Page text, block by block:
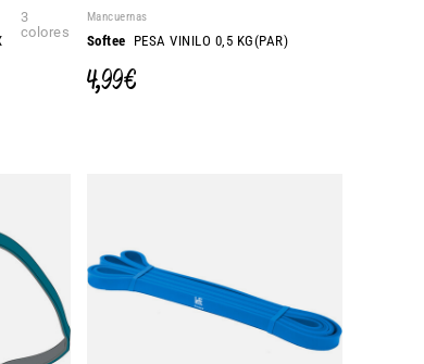
3
colores
Mancuernas
Softee PESA VINILO 0,5 KG(PAR)
4,99 €